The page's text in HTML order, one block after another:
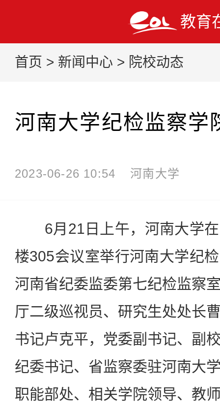
教育
首页 > 新闻中心 > 院校动态
河南大学纪检监察学
2023-06-26 10:54 河南大学
6月21日上午，河南大学在
楼305会议室举行河南大学纪
河南省纪委监委第七纪检监察
厅二级巡视员、研究生处处长
书记卢克平，党委副书记、副
纪委书记、省监察委驻河南大
职能部处、相关学院领导、教